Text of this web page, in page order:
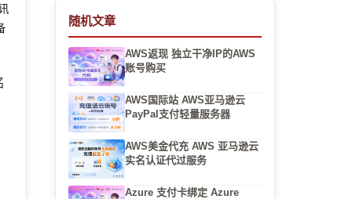
随机文章
AWS返现 独立干净IP的AWS
账号购买
AWS国际站 AWS亚马逊云
PayPal支付轻量服务器
AWS美金代充 AWS 亚马逊云
实名认证代过服务
Azure 支付卡绑定 Azure